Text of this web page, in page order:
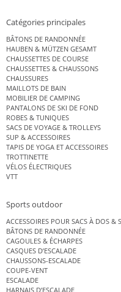
Catégories principales
BÂTONS DE RANDONNÉE
HAUBEN & MÜTZEN GESAMT
CHAUSSETTES DE COURSE
CHAUSSETTES & CHAUSSONS
CHAUSSURES
MAILLOTS DE BAIN
MOBILIER DE CAMPING
PANTALONS DE SKI DE FOND
ROBES & TUNIQUES
SACS DE VOYAGE & TROLLEYS
SUP & ACCESSOIRES
TAPIS DE YOGA ET ACCESSOIRES
TROTTINETTE
VÉLOS ÉLECTRIQUES
VTT
Sports outdoor
ACCESSOIRES POUR SACS À DOS &
BÂTONS DE RANDONNÉE
CAGOULES & ÉCHARPES
CASQUES D’ESCALADE
CHAUSSONS-ESCALADE
COUPE-VENT
ESCALADE
HARNAIS D’ESCALADE